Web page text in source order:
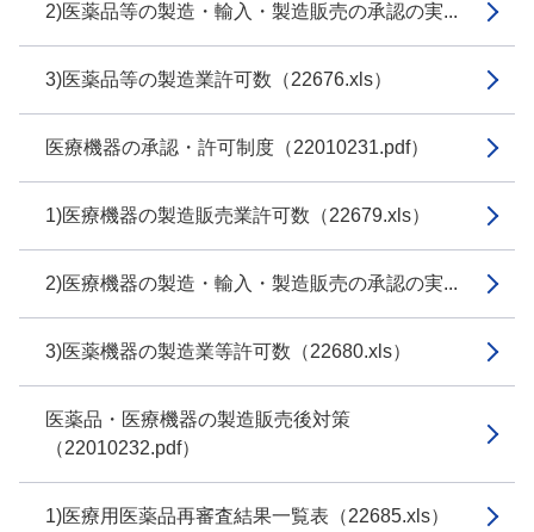
2)医薬品等の製造・輸入・製造販売の承認の実...
3)医薬品等の製造業許可数（22676.xls）
医療機器の承認・許可制度（22010231.pdf）
1)医療機器の製造販売業許可数（22679.xls）
2)医療機器の製造・輸入・製造販売の承認の実...
3)医薬機器の製造業等許可数（22680.xls）
医薬品・医療機器の製造販売後対策
（22010232.pdf）
1)医療用医薬品再審査結果一覧表（22685.xls）